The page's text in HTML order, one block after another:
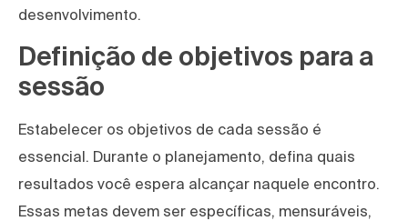
desenvolvimento.
Definição de objetivos para a
sessão
Estabelecer os objetivos de cada sessão é
essencial. Durante o planejamento, defina quais
resultados você espera alcançar naquele encontro.
Essas metas devem ser específicas, mensuráveis,